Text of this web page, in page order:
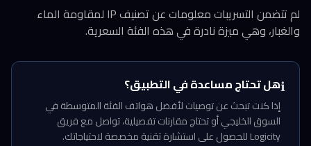
لم تتضمن التسريبات معلومات عن تصنيف IP لمقاومة الماء
والغبار، وهي ميزة نادرة في هذه الفئة السعرية.
ℹ️هل تحتاج مساعدة في التطبيق؟
إذا كنت تبحث عن توصيات لأفضل هواتف الفئة المتوسطة في
السوق الخليجي أو تحتاج مقارنات تفصيلية، تواصل مع فريق
Logicity للحصول على استشارة تقنية مخصصة لاحتياجاتك.